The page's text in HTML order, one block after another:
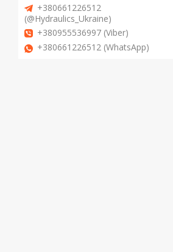
+380661226512
(@Hydraulics_Ukraine)
+380955536997 (Viber)
+380661226512 (WhatsApp)